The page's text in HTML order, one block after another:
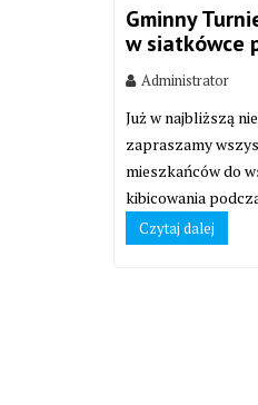
Gminny
w siatkówce
Administrator
Już w najbliższą
zapraszamy
mieszkańców do
kibicowania
Czytaj dalej